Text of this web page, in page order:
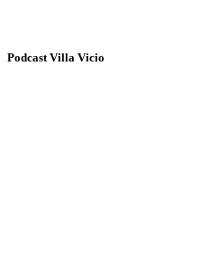
Podcast Villa Vicio